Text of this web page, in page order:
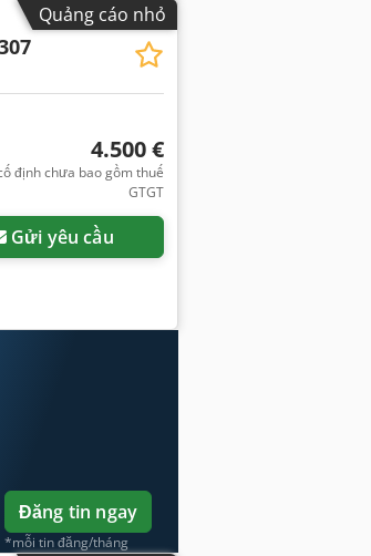
Quảng cáo nhỏ
4.500 €
định chưa bao gồm thuế
GTGT
Gửi yêu cầu
Đăng tin ngay
*mỗi tin đăng/tháng